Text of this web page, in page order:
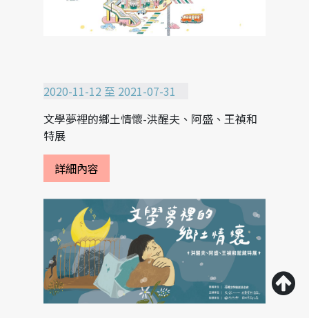
2020-11-12 至 2021-07-31
文學夢裡的鄉土情懷-洪醒夫、阿盛、王禎和
特展
詳細內容